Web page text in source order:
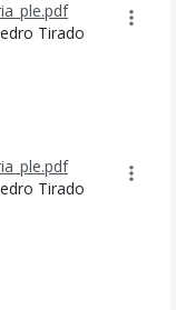
Tirado
Tirado